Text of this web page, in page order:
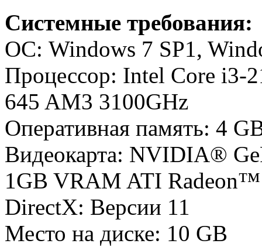
Системные требования:
ОС: Windows 7 SP1,
Процессор: Intel Core
645 AM3 3100GHz
Оперативная память: 4
Видеокарта: NVIDIA®
1GB VRAM ATI
DirectX: Версии 11
Место на диске: 10 GB